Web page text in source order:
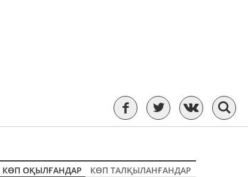
КӨП ОҚЫЛҒАНДАР
КӨП ТАЛҚЫЛАНҒАНДАР